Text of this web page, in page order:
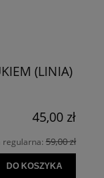
(LINIA)
45,00 zł
regularna: 59,00 zł
DO KOSZYKA